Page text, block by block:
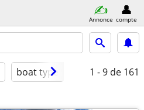
Annonce compte
boat type conditions
1 - 9 de 161